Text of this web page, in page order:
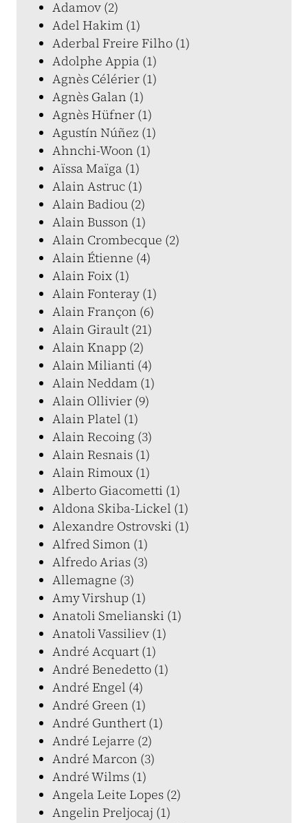
Adamov (2)
Adel Hakim (1)
Aderbal Freire Filho (1)
Adolphe Appia (1)
Agnès Célérier (1)
Agnès Galan (1)
Agnès Hüfner (1)
Agustín Núñez (1)
Ahnchi-Woon (1)
Aïssa Maïga (1)
Alain Astruc (1)
Alain Badiou (2)
Alain Busson (1)
Alain Crombecque (2)
Alain Étienne (4)
Alain Foix (1)
Alain Fonteray (1)
Alain Françon (6)
Alain Girault (21)
Alain Knapp (2)
Alain Milianti (4)
Alain Neddam (1)
Alain Ollivier (9)
Alain Platel (1)
Alain Recoing (3)
Alain Resnais (1)
Alain Rimoux (1)
Alberto Giacometti (1)
Aldona Skiba-Lickel (1)
Alexandre Ostrovski (1)
Alfred Simon (1)
Alfredo Arias (3)
Allemagne (3)
Amy Virshup (1)
Anatoli Smelianski (1)
Anatoli Vassiliev (1)
André Acquart (1)
André Benedetto (1)
André Engel (4)
André Green (1)
André Gunthert (1)
André Lejarre (2)
André Marcon (3)
André Wilms (1)
Angela Leite Lopes (2)
Angelin Preljocaj (1)